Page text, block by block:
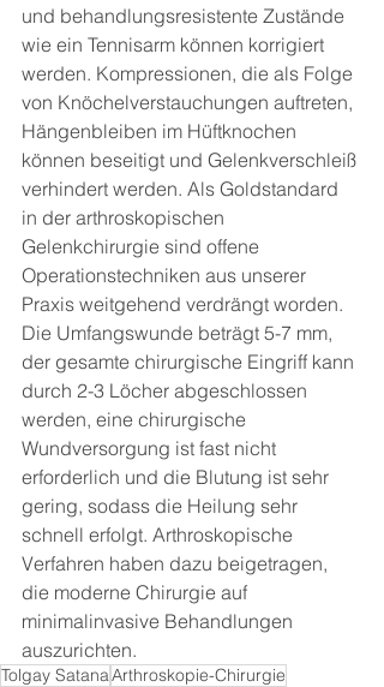
und behandlungsresistente Zustände
wie ein Tennisarm können korrigiert
werden. Kompressionen, die als Folge
von Knöchelverstauchungen auftreten,
Hängenbleiben im Hüftknochen
können beseitigt und Gelenkverschleiß
verhindert werden. Als Goldstandard
in der arthroskopischen
Gelenkchirurgie sind offene
Operationstechniken aus unserer
Praxis weitgehend verdrängt worden.
Die Umfangswunde beträgt 5-7 mm,
der gesamte chirurgische Eingriff kann
durch 2-3 Löcher abgeschlossen
werden, eine chirurgische
Wundversorgung ist fast nicht
erforderlich und die Blutung ist sehr
gering, sodass die Heilung sehr
schnell erfolgt. Arthroskopische
Verfahren haben dazu beigetragen,
die moderne Chirurgie auf
minimalinvasive Behandlungen
auszurichten.
Tolgay SatanaArthroskopie-Chirurgie